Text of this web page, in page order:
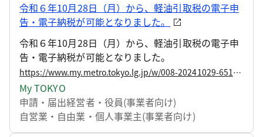
令和６年10月28日（月）から、軽油引取税の電子申
告・電子納税が可能となりました。
令和６年10月28日（月）から、軽油引取税の電子申
告・電子納税が可能となりました。
https://www.my.metro.tokyo.lg.jp/w/008-20241029-65163773
My TOKYO
申請・届出経営者・役員(事業者向け)
自営業・自由業・個人事業主(事業者向け)